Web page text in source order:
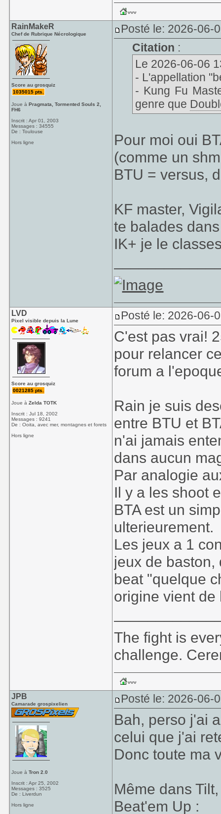
RainMakeR
Chef de Rubrique Nécrologique
Score au grosquiz
1035015 pts.
Joue àPragmata, Tormented Souls 2,
FH6
Inscrit : Apr 01, 2003
Messages : 34555
De : Toulouse
Hors ligne
Posté le: 2026-06-
Citation :
Le 2026-06-06
- L'appellation
- Kung Fu
genre que
Pour moi oui
(comme un
BTU = versus,
KF master,
te balades
IK+ je le
LVD
Pixel visible depuis la Lune
Score au grosquiz
0021285 pts.
Joue àZelda TOTK
Inscrit : Jul 18, 2002
Messages : 9241
De : Ooita, avec mer, montagnes et forets
Hors ligne
Posté le: 2026-06-
C'est pas vrai!
pour relancer
forum a
Rain je suis
entre BTU et
n'ai jamais
dans aucun
Par analogie
Il y a les shoot
BTA est un
ulterieurement.
Les jeux a 1
jeux de
beat "quelque
origine vient de
The fight is
challenge.
JPB
Camarade grospixelien
Joue àTron 2.0
Inscrit : Apr 25, 2002
Messages : 3525
De : Liverdun
Hors ligne
Posté le: 2026-06-
Bah, perso j'ai
celui que j'ai
Donc toute ma
Même dans
Beat'em Up :